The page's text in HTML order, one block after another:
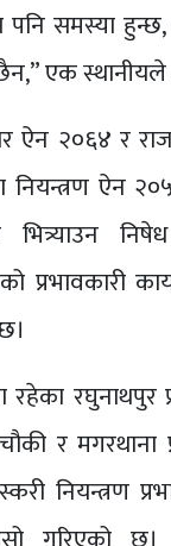
पनि समस्या
एक स्थानीयले
ऐन २०६४ र
नियन्त्रण ऐन
भित्र्याउन
प्रभावकारी
रहेका रघुनाथपुर
र मगरथाना
नियन्त्रण